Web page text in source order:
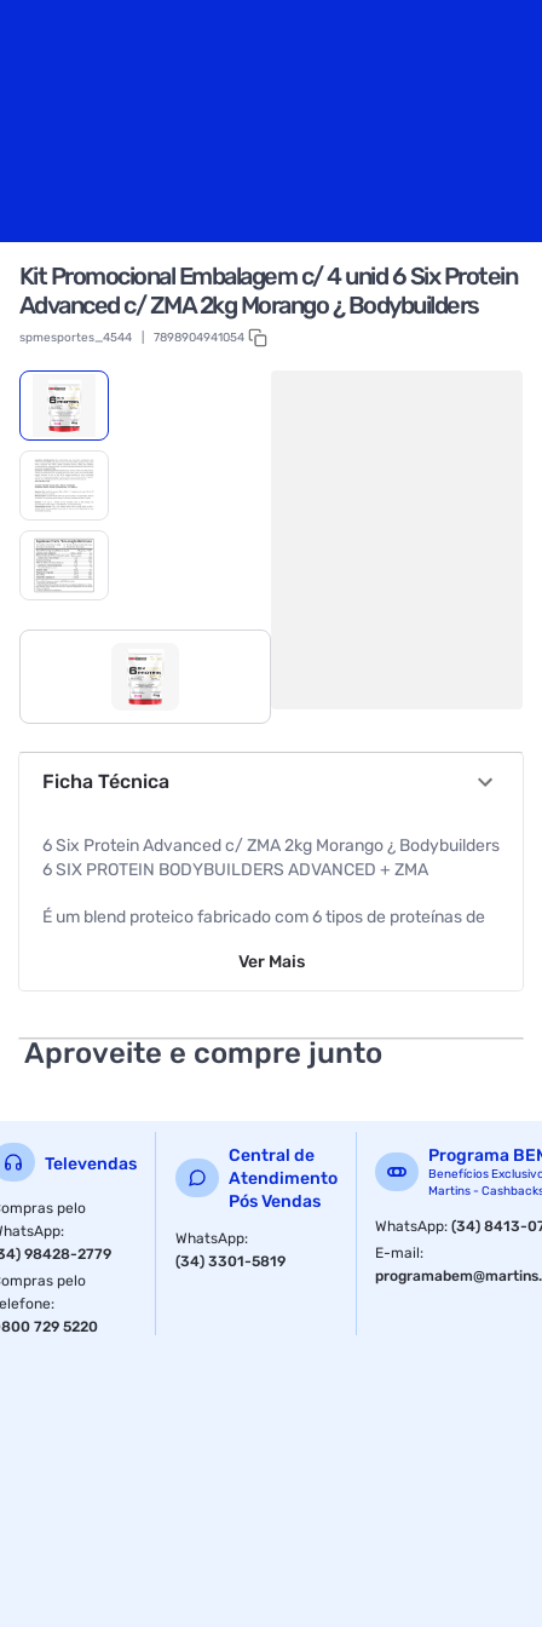
Kit Promocional Embalagem c/ 4 unid 6 Six Protein
Advanced c/ ZMA 2kg Morango ¿ Bodybuilders
spmesportes_4544 7898904941054
Ficha Técnica
6 Six Protein Advanced c/ ZMA 2kg Morango ¿ Bodybuilders
6 SIX PROTEIN BODYBUILDERS ADVANCED + ZMA
É um blend proteico fabricado com 6 tipos de proteínas de
necessários para uma dieta completa e equilibrada. Sua
revolucionária contém concentrações específicas dessas
substâncias, as quais ajudam a aumentar os hormônios
Ver Mais
Aproveite e compre junto
Televendas
pelo
:
98428-2779
pelo
:
729 5220
Central de
Atendimento
Pós Vendas
WhatsApp:
(34) 3301-5819
Programa
Benefícios
Martins -
WhatsApp:(34) 8413-
E-mail: